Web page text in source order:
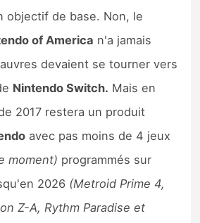
objectif de base. Non, le
of America n'a jamais
devaient se tourner vers
Nintendo Switch. Mais en
2017 restera un produit
avec pas moins de 4 jeux
moment) programmés sur
2026 (Metroid Prime 4,
Z-A, Rythm Paradise et